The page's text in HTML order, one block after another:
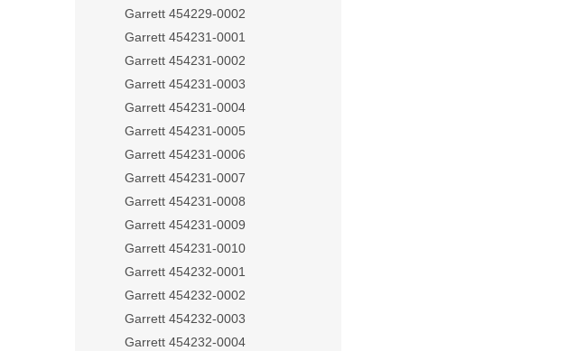
Garrett 454229-0002
Garrett 454231-0001
Garrett 454231-0002
Garrett 454231-0003
Garrett 454231-0004
Garrett 454231-0005
Garrett 454231-0006
Garrett 454231-0007
Garrett 454231-0008
Garrett 454231-0009
Garrett 454231-0010
Garrett 454232-0001
Garrett 454232-0002
Garrett 454232-0003
Garrett 454232-0004